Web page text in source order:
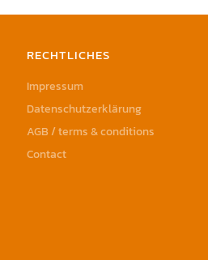
RECHTLICHES
Impressum
Datenschutzerklärung
AGB / terms & conditions
Contact